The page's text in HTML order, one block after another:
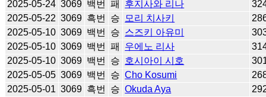
2025-05-24 3069 백번 패 후지사와 리나
2025-05-22 3069 흑번 승 모리 치사키
2025-05-10 3069 백번 승 스즈키 아유미
2025-05-10 3069 백번 패 우에노 리사
2025-05-10 3069 백번 승 호시아이 시호
2025-05-05 3069 백번 승 Cho Kosumi
2025-05-01 3069 흑번 승 Okuda Aya